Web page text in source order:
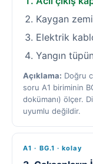
Kaygan
Elektrik
Yangın
Açıklama: Doğru
soru A1 biriminin
dokümanı) ölçer.
uyumlu değildir.
A1 · BG.1 · kolay